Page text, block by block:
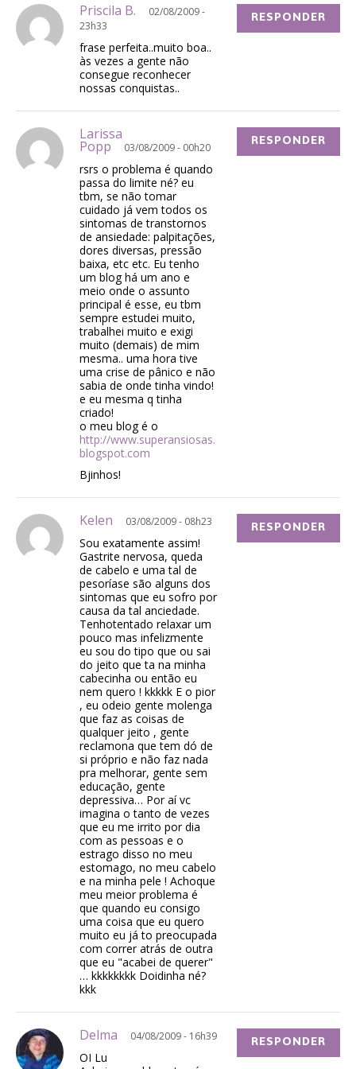
Priscila B.
02/08/2009 -
23h33
frase perfeita..muito boa..
às vezes a gente não
consegue reconhecer
nossas conquistas..
RESPONDER
Larissa
Popp 03/08/2009 - 00h20
rsrs o problema é quando
passa do limite né? eu
tbm, se não tomar
cuidado já vem todos os
sintomas de transtornos
de ansiedade: palpitações,
dores diversas, pressão
baixa, etc etc. Eu tenho
um blog há um ano e
meio onde o assunto
principal é esse, eu tbm
sempre estudei muito,
trabalhei muito e exigi
muito (demais) de mim
mesma.. uma hora tive
uma crise de pânico e não
sabia de onde tinha vindo!
e eu mesma q tinha
criado!
o meu blog é o
http://www.superansiosas.
blogspot.com
Bjinhos!
RESPONDER
Kelen 03/08/2009 - 08h23
Sou exatamente assim!
Gastrite nervosa, queda
de cabelo e uma tal de
pesoríase são alguns dos
sintomas que eu sofro por
causa da tal anciedade.
Tenhotentado relaxar um
pouco mas infelizmente
eu sou do tipo que ou sai
do jeito que ta na minha
cabecinha ou então eu
nem quero ! kkkkk E o pior
, eu odeio gente molenga
que faz as coisas de
qualquer jeito , gente
reclamona que tem dó de
si próprio e não faz nada
pra melhorar, gente sem
educação, gente
depressiva… Por aí vc
imagina o tanto de vezes
que eu me irrito por dia
com as pessoas e o
estrago disso no meu
estomago, no meu cabelo
e na minha pele ! Achoque
meu meior problema é
que quando eu consigo
uma coisa que eu quero
muito eu já to preocupada
com correr atrás de outra
que eu "acabei de querer"
… kkkkkkkk Doidinha né?
kkk
RESPONDER
Delma 04/08/2009 - 16h39
OI Lu
RESPONDER